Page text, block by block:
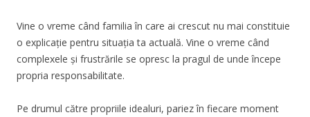
Vine o vreme când familia în care ai crescut nu mai constituie
o explicație pentru situația ta actuală. Vine o vreme când
complexele și frustrările se opresc la pragul de unde începe
propria responsabilitate.
Pe drumul către propriile idealuri, pariez în fiecare moment